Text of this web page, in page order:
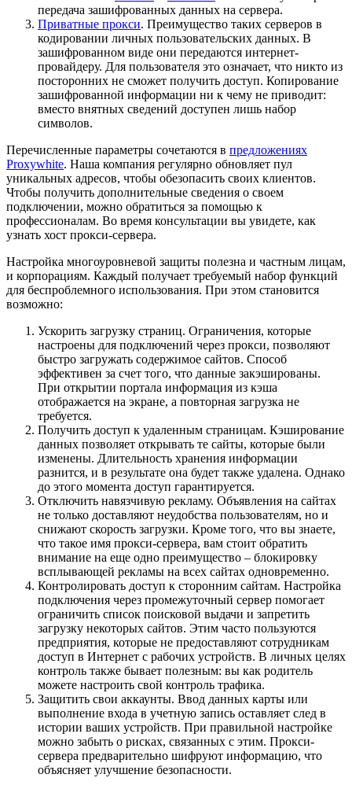
передача зашифрованных данных на сервера.
Приватные прокси. Преимущество таких серверов в
кодировании личных пользовательских данных. В
зашифрованном виде они передаются интернет-
провайдеру. Для пользователя это означает, что никто из
посторонних не сможет получить доступ. Копирование
зашифрованной информации ни к чему не приводит:
вместо внятных сведений доступен лишь набор
символов.
Перечисленные параметры сочетаются в предложениях
Proxywhite. Наша компания регулярно обновляет пул
уникальных адресов, чтобы обезопасить своих клиентов.
Чтобы получить дополнительные сведения о своем
подключении, можно обратиться за помощью к
профессионалам. Во время консультации вы увидете, как
узнать хост прокси-сервера.
Настройка многоуровневой защиты полезна и частным лицам,
и корпорациям. Каждый получает требуемый набор функций
для беспроблемного использования. При этом становится
возможно:
Ускорить загрузку страниц. Ограничения, которые
настроены для подключений через прокси, позволяют
быстро загружать содержимое сайтов. Способ
эффективен за счет того, что данные закэшированы.
При открытии портала информация из кэша
отображается на экране, а повторная загрузка не
требуется.
Получить доступ к удаленным страницам. Кэширование
данных позволяет открывать те сайты, которые были
изменены. Длительность хранения информации
разнится, и в результате она будет также удалена. Однако
до этого момента доступ гарантируется.
Отключить навязчивую рекламу. Объявления на сайтах
не только доставляют неудобства пользователям, но и
снижают скорость загрузки. Кроме того, что вы знаете,
что такое имя прокси-сервера, вам стоит обратить
внимание на еще одно преимущество – блокировку
всплывающей рекламы на всех сайтах одновременно.
Контролировать доступ к сторонним сайтам. Настройка
подключения через промежуточный сервер помогает
ограничить список поисковой выдачи и запретить
загрузку некоторых сайтов. Этим часто пользуются
предприятия, которые не предоставляют сотрудникам
доступ в Интернет с рабочих устройств. В личных целях
контроль также бывает полезным: вы как родитель
можете настроить свой контроль трафика.
Защитить свои аккаунты. Ввод данных карты или
выполнение входа в учетную запись оставляет след в
истории ваших устройств. При правильной настройке
можно забыть о рисках, связанных с этим. Прокси-
сервера предварительно шифруют информацию, что
объясняет улучшение безопасности.